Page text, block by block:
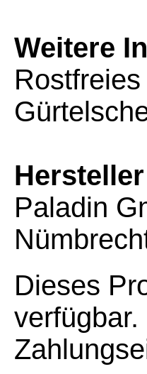
Weitere
Paladin
Dieses